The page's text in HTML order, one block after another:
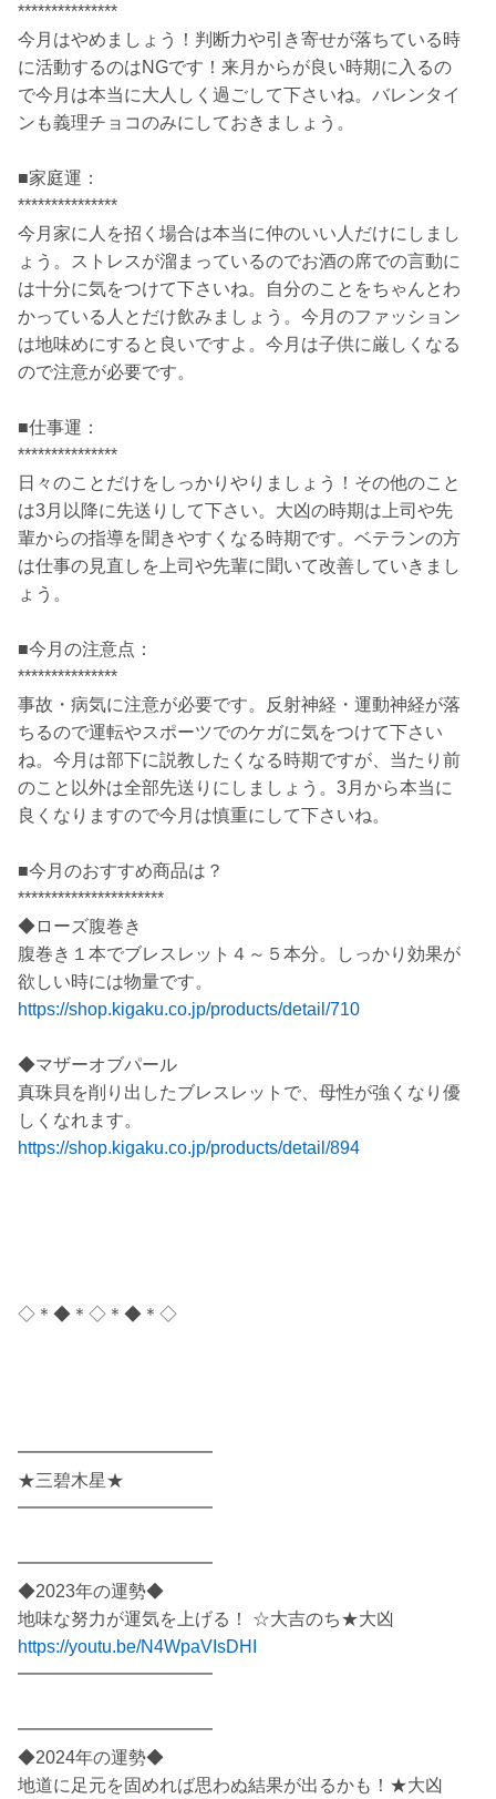
***************
今月はやめましょう！判断力や引き寄せが落ちている時
に活動するのはNGです！来月からが良い時期に入るの
で今月は本当に大人しく過ごして下さいね。バレンタイ
ンも義理チョコのみにしておきましょう。
■家庭運：
***************
今月家に人を招く場合は本当に仲のいい人だけにしまし
ょう。ストレスが溜まっているのでお酒の席での言動に
は十分に気をつけて下さいね。自分のことをちゃんとわ
かっている人とだけ飲みましょう。今月のファッション
は地味めにすると良いですよ。今月は子供に厳しくなる
ので注意が必要です。
■仕事運：
***************
日々のことだけをしっかりやりましょう！その他のこと
は3月以降に先送りして下さい。大凶の時期は上司や先
輩からの指導を聞きやすくなる時期です。ベテランの方
は仕事の見直しを上司や先輩に聞いて改善していきまし
ょう。
■今月の注意点：
***************
事故・病気に注意が必要です。反射神経・運動神経が落
ちるので運転やスポーツでのケガに気をつけて下さい
ね。今月は部下に説教したくなる時期ですが、当たり前
のこと以外は全部先送りにしましょう。3月から本当に
良くなりますので今月は慎重にして下さいね。
■今月のおすすめ商品は？
**********************
◆ローズ腹巻き
腹巻き１本でブレスレット４～５本分。しっかり効果が
欲しい時には物量です。
https://shop.kigaku.co.jp/products/detail/710
◆マザーオブパール
真珠貝を削り出したブレスレットで、母性が強くなり優
しくなれます。
https://shop.kigaku.co.jp/products/detail/894
◇＊◆＊◇＊◆＊◇
━━━━━━━━━━━
★三碧木星★
━━━━━━━━━━━
━━━━━━━━━━━
◆2023年の運勢◆
地味な努力が運気を上げる！ ☆大吉のち★大凶
https://youtu.be/N4WpaVIsDHI
━━━━━━━━━━━
━━━━━━━━━━━
◆2024年の運勢◆
地道に足元を固めれば思わぬ結果が出るかも！★大凶